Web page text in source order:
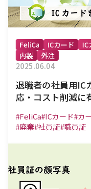
FeliCa ICカード
内製
外注
2025.06.04
退職者の社員用IC
応・コスト削減に
#FeliCa#ICカード#カ
#廃棄#社員証#職員証